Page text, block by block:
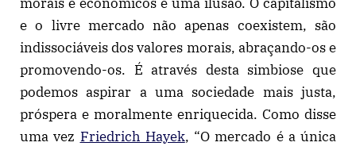
e o livre mercado não apenas coexistem, são
indissociáveis dos valores morais, abraçando-os e
promovendo-os. É através desta simbiose que
podemos aspirar a uma sociedade mais justa,
próspera e moralmente enriquecida. Como disse
uma vez Friedrich Hayek, “O mercado é a única